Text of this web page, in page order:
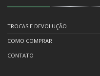
TROCAS E DEVOLUÇÃO
COMO COMPRAR
CONTATO